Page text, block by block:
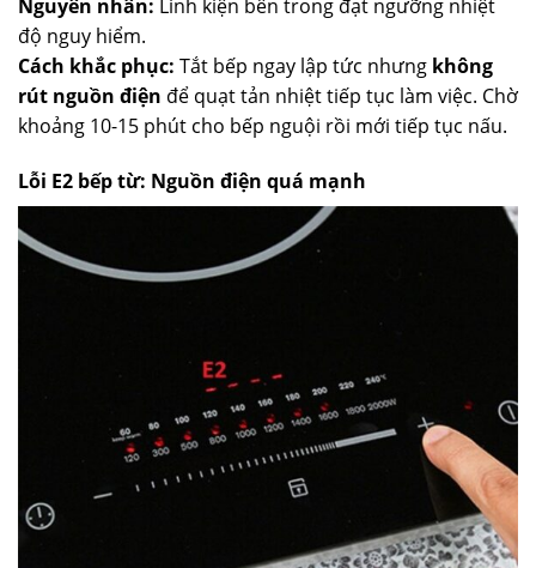
Nguyên nhân: Linh kiện bên trong đạt ngưỡng nhiệt
độ nguy hiểm.
Cách khắc phục: Tắt bếp ngay lập tức nhưng không
rút nguồn điện để quạt tản nhiệt tiếp tục làm việc. Chờ
khoảng 10-15 phút cho bếp nguội rồi mới tiếp tục nấu.
Lỗi E2 bếp từ: Nguồn điện quá mạnh